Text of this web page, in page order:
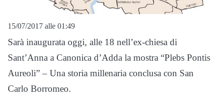
15/07/2017 alle 01:49
Sarà inaugurata oggi, alle 18 nell’ex-chiesa di
Sant’Anna a Canonica d’Adda la mostra “Plebs Pontis
Aureoli” – Una storia millenaria conclusa con San
Carlo Borromeo.